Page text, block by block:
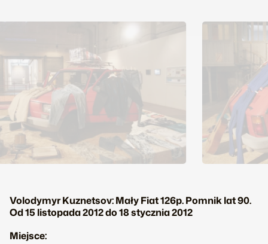
Volodymyr Kuznetsov: Mały Fiat 126p. Pomnik lat 90.
Od 15 listopada 2012 do 18 stycznia 2012
Miejsce: